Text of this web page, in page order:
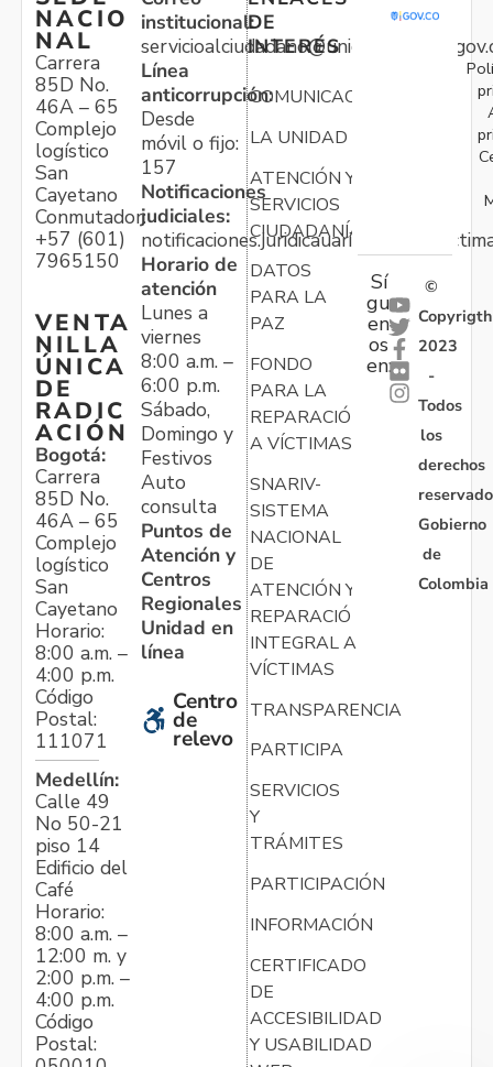
NACIO
NAL
Carrera
85D No.
46A – 65
Complejo
logístico
San
Cayetano
Conmutador:
+57 (601)
7965150
VENTA
NILLA
ÚNICA
DE
RADIC
ACIÓN
Bogotá:
Carrera
85D No.
46A – 65
Complejo
logístico
San
Cayetano
Horario:
8:00 a.m. –
4:00 p.m.
Código
Postal:
111071
Medellín:
Calle 49
No 50-21
piso 14
Edificio del
Café
Horario:
8:00 a.m. –
12:00 m. y
2:00 p.m. –
4:00 p.m.
Código
Postal:
institucional:
Línea
anticorrupción:
Desde
móvil o fijo:
157
Notificaciones
judiciales:
Horario de
atención
Lunes a
viernes
8:00 a.m. –
6:00 p.m.
Sábado,
Domingo y
Festivos
Auto
consulta
Puntos de
Atención y
Centros
Regionales
Unidad en
línea
Centro
de
relevo
DE
INTERÉS
COMUNICACIONES
LA UNIDAD
ATENCIÓN Y
SERVICIOS
CIUDADANÍA
DATOS
PARA LA
PAZ
FONDO
PARA LA
REPARACIÓN
A VÍCTIMAS
SNARIV-
SISTEMA
NACIONAL
DE
ATENCIÓN Y
REPARACIÓN
INTEGRAL A
VÍCTIMAS
TRANSPARENCIA
PARTICIPA
SERVICIOS
Y
TRÁMITES
PARTICIPACIÓN
INFORMACIÓN
CERTIFICADO
DE
ACCESIBILIDAD
Y USABILIDAD
Sí
gu
en
os
en:
©
Copyrigth
2023
-
Todos
los
derechos
Gobierno
de
Colombia